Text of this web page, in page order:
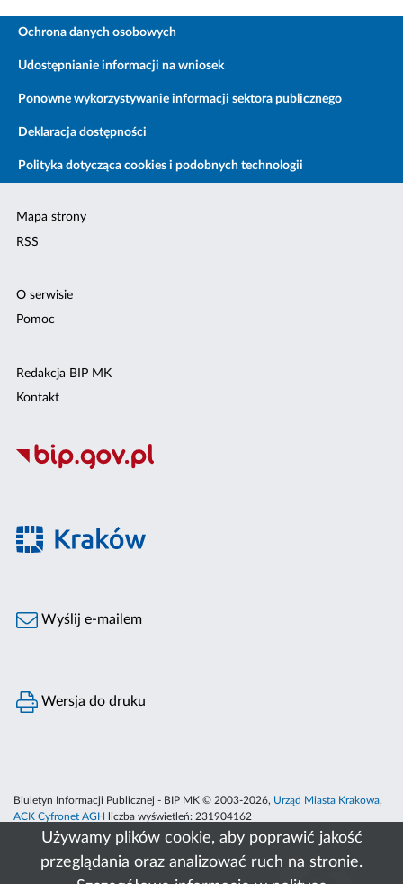
Używamy plików cookie, aby poprawić jakość
przeglądania oraz analizować ruch na stronie.
Ochrona danych osobowych
Udostępnianie informacji na wniosek
Ponowne wykorzystywanie informacji sektora publicznego
Deklaracja dostępności
Polityka dotycząca cookies i podobnych technologii
Mapa strony
RSS
O serwisie
Pomoc
Redakcja BIP MK
Kontakt
Wyślij e-mailem
Wersja do druku
Biuletyn Informacji Publicznej - BIP MK © 2003-2026, Urząd Miasta Krakowa,
ACK Cyfronet AGH
liczba wyświetleń: 231904162